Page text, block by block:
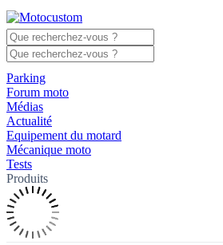
Parking
Forum moto
Médias
Actualité
Equipement du motard
Mécanique moto
Tests
Produits